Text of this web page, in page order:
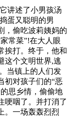
讲述了小男孩汤
蛋又聪明的男
，偷吃波莉姨妈的
常菜”!在大人眼
挨打。终于，他和
这个文明世界,逃
当镇上的人们发
初对孩子们的“恶
思乡情，偷偷地
哽咽了。并打消了
。一场轰轰烈烈